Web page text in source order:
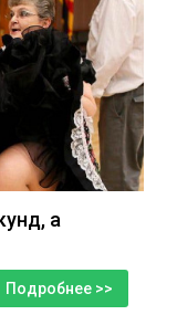
а
Подробнее >>